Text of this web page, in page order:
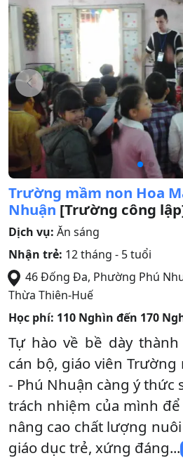
Trường mầm non Hoa
Nhuận [Trường công
Dịch vụ: Ăn sáng
Nhận trẻ: 12 tháng - 5 tuổi
46 Đống Đa, Phường Phú
Thừa Thiên-Huế
Học phí: 110 Nghìn đến 170
Tự hào về bề dày
cán bộ, giáo viên Trường
- Phú Nhuận càng ý thức
trách nhiệm của mình
nâng cao chất lượng
giáo dục trẻ, xứng đáng...